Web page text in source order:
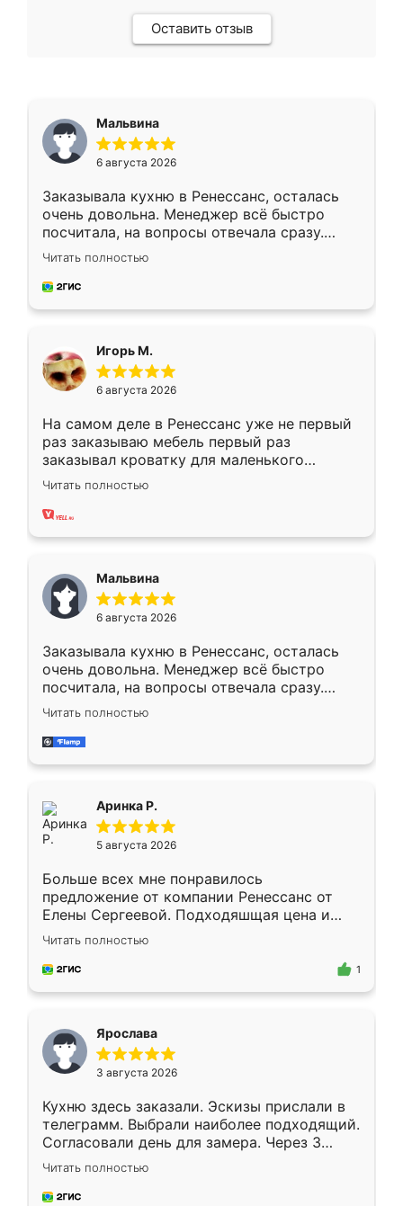
Оставить отзыв
Мальвина
6 августа 2026
Заказывала кухню в Ренессанс, осталась
очень довольна. Менеджер всё быстро
посчитала, на вопросы отвечала сразу.
Замерщик приехал в субботу, подошёл к
делу со всей ответственностью. Собрали
за день, ребята работали аккуратно, даже
Читать полностью
Игорь М.
6 августа 2026
На самом деле в Ренессанс уже не первый
раз заказываю мебель первый раз
заказывал кроватку для маленького
ребёнка при его рождении ,во второй раз
заказал шкаф-купе. По качеству очень
хорошее сборка достаточно быстрая,
меньше, здесь же он более разнообразный.
Мне нравится ,если что-то потребуется из
мебели буду заказывать только здесь.
Читать полностью
Мальвина
6 августа 2026
Заказывала кухню в Ренессанс, осталась
очень довольна. Менеджер всё быстро
посчитала, на вопросы отвечала сразу.
Замерщик приехал в субботу, подошёл к
делу со всей ответственностью. Собрали
за день, ребята работали аккуратно, даже
Читать полностью
Аринка Р.
5 августа 2026
Больше всех мне понравилось
предложение от компании Ренессанс от
Елены Сергеевой. Подходяшщая цена и
короткие сроки изготовления. Приехавший
для замера сотрудник Владислав
предложил по моему эскизу самый
Читать полностью
1
Ярослава
3 августа 2026
Кухню здесь заказали. Эскизы прислали в
телеграмм. Выбрали наиболее подходящий.
Согласовали день для замера. Через 3
недели кухня была уже готова. Остались
довольны работой. Спасибо Ренессанс
мебель за качественную работу!
Читать полностью